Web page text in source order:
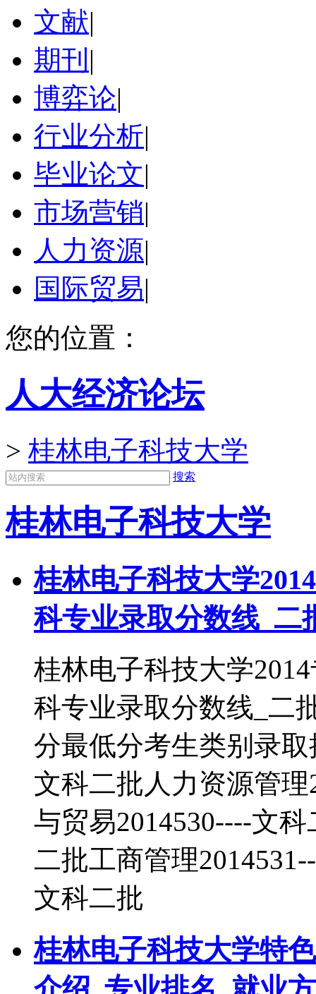
文献|
期刊 |
博弈论|
行业分析|
毕业论文|
市场营销|
人力资源|
国际贸易|
您的位置：
人大经济论坛
> 桂林电子科技大学
搜索
桂林电子科技大学
桂林电子科技大学
科专业录取分数线_二
桂林电子科技大学
科专业录取分数线_二
分最低分考生类别录
文科二批人力资源管
与贸易2014530----文
二批工商管理
文科二批
桂林电子科技大学特